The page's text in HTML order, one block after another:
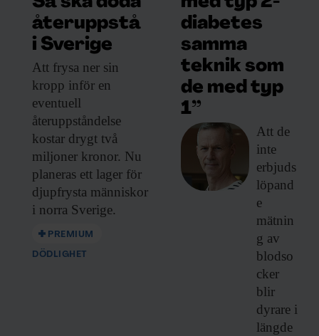
återuppstå
i Sverige
Att frysa ner sin
kropp inför en
eventuell
återuppståndelse
kostar drygt två
miljoner kronor. Nu
planeras ett lager för
djupfrysta människor
i norra Sverige.
PREMIUM
DÖDLIGHET
diabetes
samma
teknik som
de med typ
1”
Att de
inte
erbjuds
löpand
e
mätnin
g av
blodso
cker
blir
dyrare i
längde